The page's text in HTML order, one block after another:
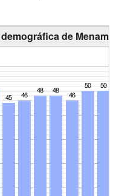
de